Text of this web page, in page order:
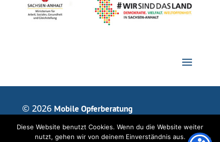
© 2026 Mobile Opferberatung
Diese Website benutzt Cookies. Wenn du die Website weiter
nutzt, gehen wir von deinem Einverständnis aus.